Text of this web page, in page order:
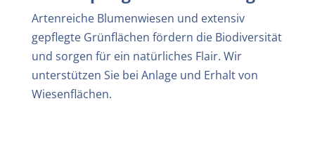
Artenreiche Blumenwiesen und extensiv
gepflegte Grünflächen fördern die Biodiversität
und sorgen für ein natürliches Flair. Wir
unterstützen Sie bei Anlage und Erhalt von
Wiesenflächen.